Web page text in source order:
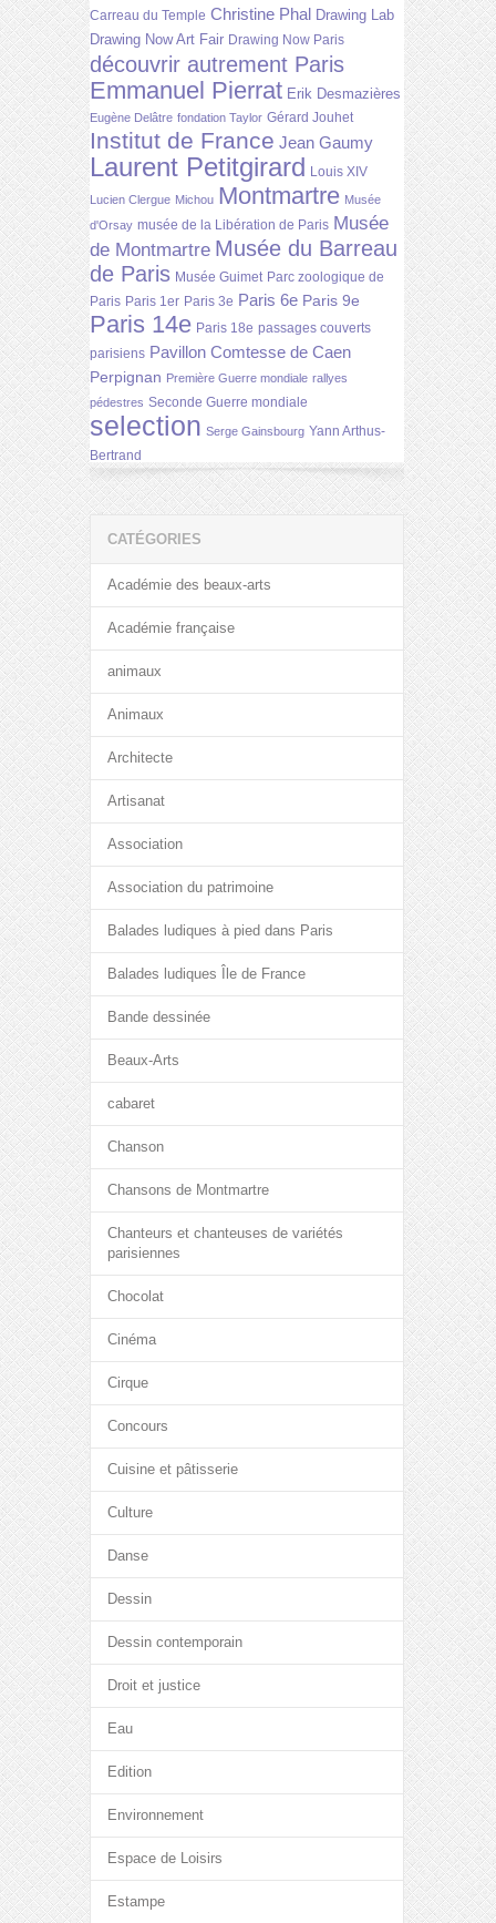
Carreau du Temple Christine Phal Drawing Lab
Drawing Now Art Fair Drawing Now Paris
découvrir autrement Paris
Emmanuel Pierrat Erik Desmazières
Eugène Delâtre fondation Taylor Gérard Jouhet
Institut de France Jean Gaumy
Laurent Petitgirard Louis XIV
Lucien Clergue Michou Montmartre Musée
d'Orsay musée de la Libération de Paris Musée
de Montmartre Musée du Barreau
de Paris Musée Guimet Parc zoologique de
Paris Paris 1er Paris 3e Paris 6e Paris 9e
Paris 14e Paris 18e passages couverts
parisiens Pavillon Comtesse de Caen
Perpignan Première Guerre mondiale rallyes
pédestres Seconde Guerre mondiale
selection Serge Gainsbourg Yann Arthus-
Bertrand
CATÉGORIES
Académie des beaux-arts
Académie française
animaux
Animaux
Architecte
Artisanat
Association
Association du patrimoine
Balades ludiques à pied dans Paris
Balades ludiques Île de France
Bande dessinée
Beaux-Arts
cabaret
Chanson
Chansons de Montmartre
Chanteurs et chanteuses de variétés
parisiennes
Chocolat
Cinéma
Cirque
Concours
Cuisine et pâtisserie
Culture
Danse
Dessin
Dessin contemporain
Droit et justice
Eau
Edition
Environnement
Espace de Loisirs
Estampe